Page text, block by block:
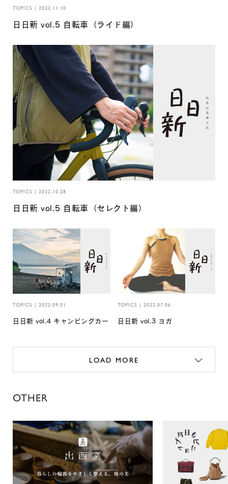
TOPICS 2022.11.10
日日新 vol.5 自転車（ライド編）
TOPICS | 2022.10.28
日日新 vol.5 自転車（セレクト編）
TOPICS | 2022.09.01
日日新 vol.4 キャンピングカー
TOPICS | 2022.07.06
日日新 vol.3 ヨガ
LOAD MORE
OTHER